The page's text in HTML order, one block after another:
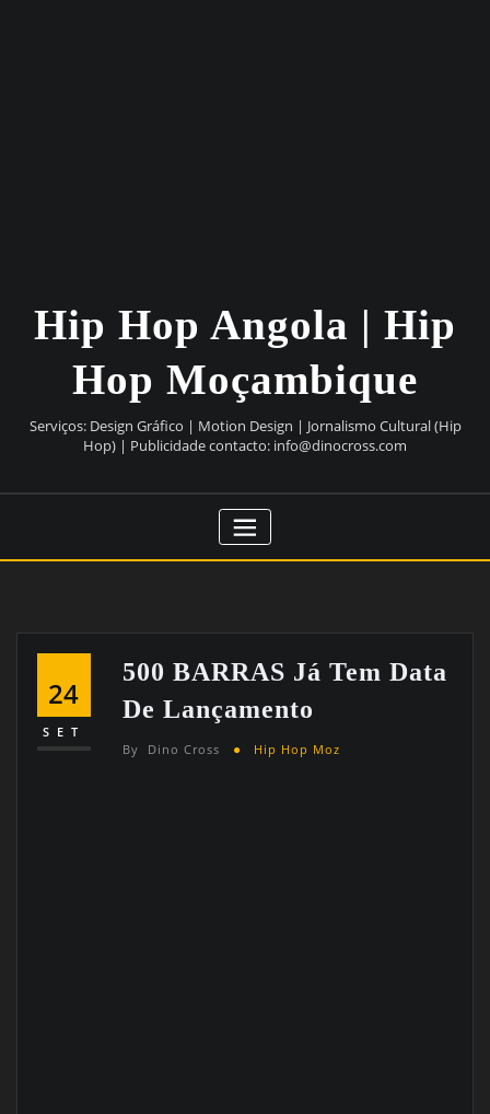
Hip Hop Angola | Hip
Hop Moçambique
Serviços: Design Gráfico | Motion Design | Jornalismo Cultural (Hip
Hop) | Publicidade contacto: info@dinocross.com
24
SET
500 BARRAS Já Tem Data
De Lançamento
By Dino Cross Hip Hop Moz